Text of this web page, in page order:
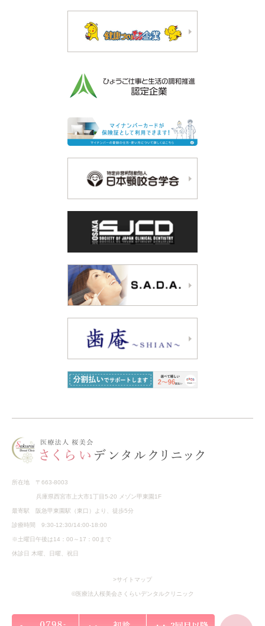
所在地 〒663-8003
兵庫県西宮市上大市1丁目5-20 メゾン甲東園1F
最寄駅 阪急甲東園駅（東口）より、徒歩5分
診療時間 9:30-12:30/14:00-18:00
※土曜日午後は14：00～17：00まで
休診日 木曜、日曜、祝日
>サイトマップ
©医療法人桜美会さくらいデンタルクリニック